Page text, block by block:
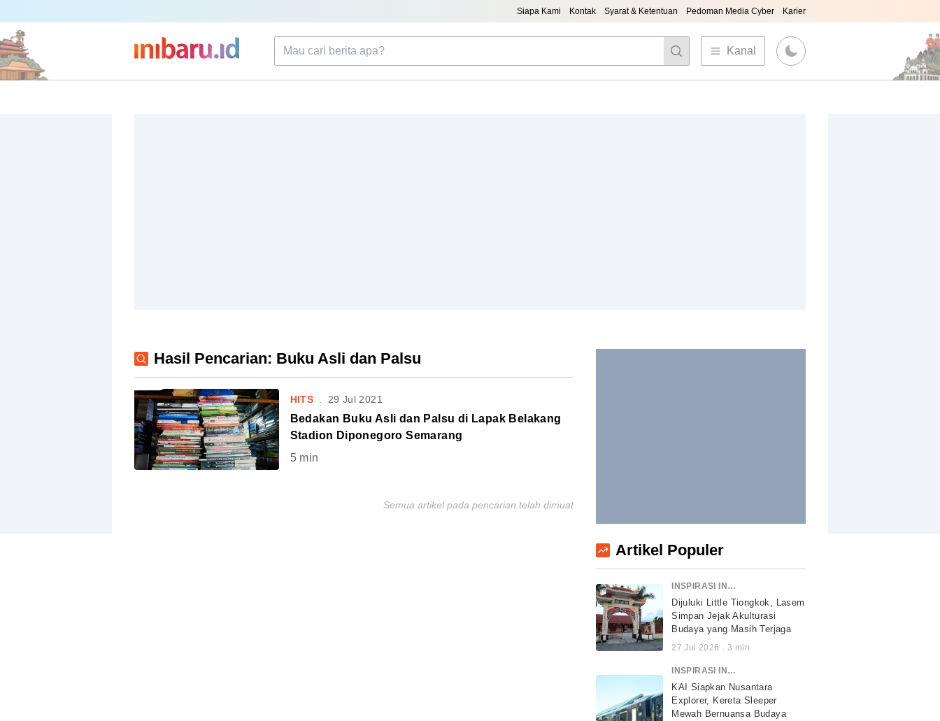
Siapa Kami Kontak Syarat & Ketentuan Pedoman Media Cyber Karier
Kanal
Hasil Pencarian: Buku Asli dan Palsu
HITS 29 Jul 2021
Bedakan Buku Asli dan Palsu di Lapak Belakang
Stadion Diponegoro Semarang
5min
Semua artikel pada pencarian telah dimuat
Artikel Populer
INSPIRASI INDONESIA
Dijuluki Little Tiongkok, Lasem
Simpan Jejak Akulturasi
Budaya yang Masih Terjaga
27 Jul 2026 . 3 min
INSPIRASI INDONESIA
KAI Siapkan Nusantara
Explorer, Kereta Sleeper
Mewah Bernuansa Budaya